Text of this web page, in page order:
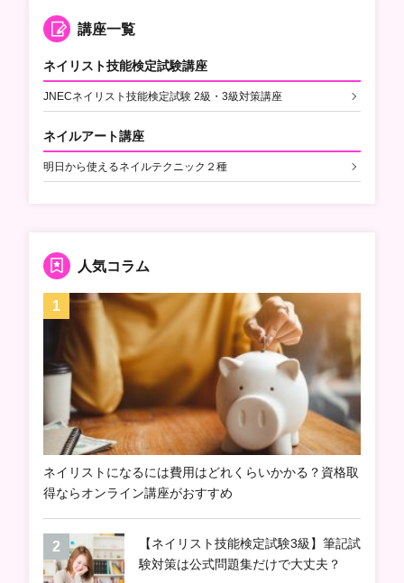
講座一覧
ネイリスト技能検定試験講座
JNECネイリスト技能検定試験 2級・3級対策講座
ネイルアート講座
明日から使えるネイルテクニック２種
人気コラム
ネイリストになるには費用はどれくらいかかる？資格取
得ならオンライン講座がおすすめ
【ネイリスト技能検定試験3級】筆記試
験対策は公式問題集だけで大丈夫？